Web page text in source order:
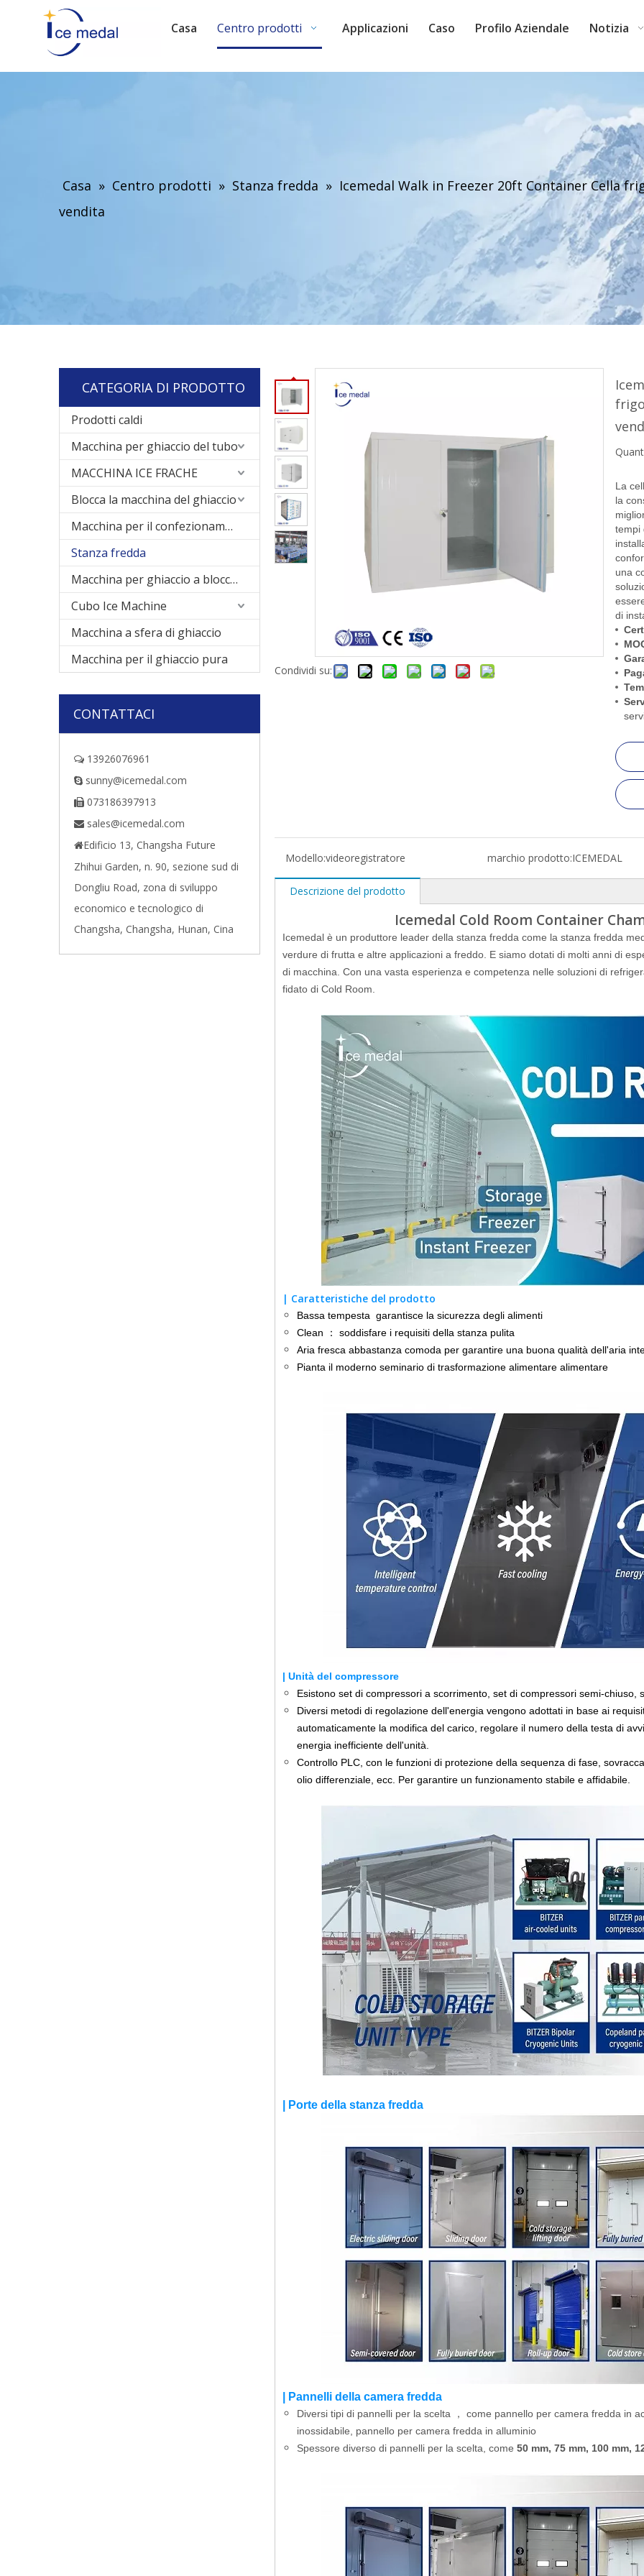
Casa Centro prodotti Applicazioni Caso Profilo Aziendale Notizia
Casa » Centro prodotti » Stanza fredda » Icemedal Walk in Freezer 20ft Container Cella
vendita
CATEGORIA DI PRODOTTO
Prodotti caldi
Macchina per ghiaccio del tubo
MACCHINA ICE FRACHE
Blocca la macchina del ghiaccio
Macchina per il confezionamento del ghiaccio
Stanza fredda
Macchina per ghiaccio a blocco di raffreddamento diretto
Cubo Ice Machine
Macchina a sfera di ghiaccio
Macchina per il ghiaccio pura
CONTATTACI
 13926076961
 sunny@icemedal.com
 073186397913
 sales@icemedal.com
Edificio 13, Changsha Future
Zhihui Garden, n. 90, sezione sud di
Dongliu Road, zona di sviluppo
economico e tecnologico di
Changsha, Changsha, Hunan, Cina
Condividi su:
La
la
tempi
una
di
Modello:videoregistratore marchio prodotto:ICEMEDAL
Descrizione del prodotto
Icemedal Cold Room Container
Icemedal è un produttore leader della stanza fredda come la stanza fredda
verdure di frutta e altre applicazioni a freddo. E siamo dotati di molti anni di
di macchina. Con una vasta esperienza e competenza nelle soluzioni di
fidato di Cold Room.
| Caratteristiche del prodotto
Bassa tempesta garantisce la sicurezza degli alimenti
Clean ： soddisfare i requisiti della stanza pulita
Aria fresca abbastanza comoda per garantire una buona qualità dell'aria
Pianta il moderno seminario di trasformazione alimentare alimentare
| Unità del compressore
Esistono set di compressori a scorrimento, set di compressori semi-chiuso,
Diversi metodi di regolazione dell'energia vengono adottati in base ai
automaticamente la modifica del carico, regolare il numero della testa di
energia inefficiente dell'unità.
Controllo PLC, con le funzioni di protezione della sequenza di fase,
olio differenziale, ecc. Per garantire un funzionamento stabile e affidabile.
| Porte della stanza fredda
| Pannelli della camera fredda
Diversi tipi di pannelli per la scelta ， come pannello per camera fredda in
inossidabile, pannello per camera fredda in alluminio
Spessore diverso di pannelli per la scelta, come 50 mm, 75 mm, 100 mm,